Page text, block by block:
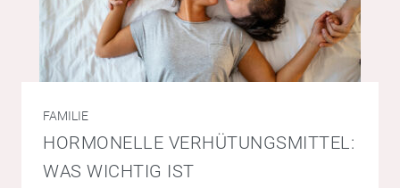
FAMILIE
HORMONELLE VERHÜTUNGSMITTEL:
WAS WICHTIG IST